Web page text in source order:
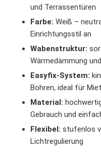
und Terrassentüren
Farbe: Weiß –
Einrichtungsstil an
Wabenstruktur:
Wärmedämmung
Easyfix-System:
Bohren, ideal für
Material:
Gebrauch und
Flexibel: stufenlos
Lichtregulierung